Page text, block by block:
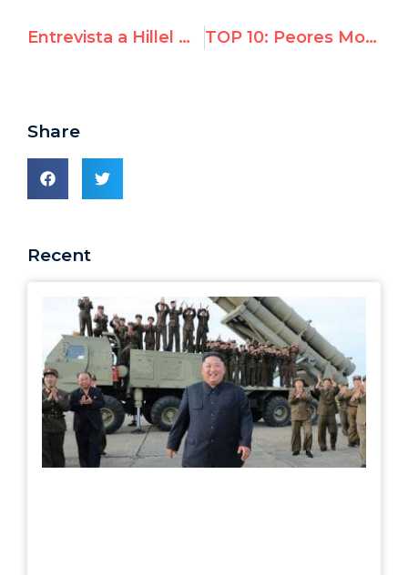
Entrevista a Hillel Neuer en La Razón: "Es vergonzoso que no exista una resolución de la ONU sobre Venezuela" TOP 10: Peores Momentos de la ONU 2017
Share
Recent